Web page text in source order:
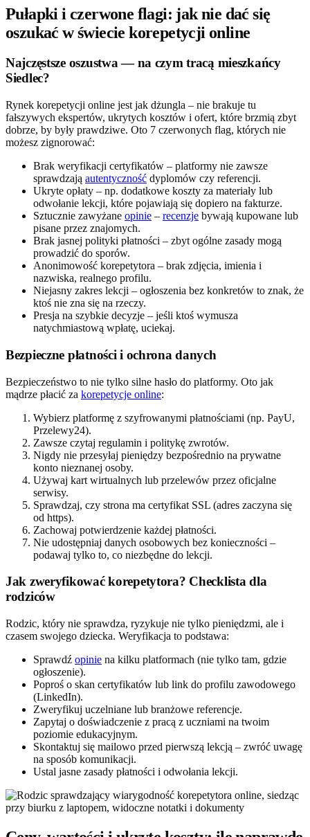
Pułapki i czerwone flagi: jak nie dać się
oszukać w świecie korepetycji online
Najczęstsze oszustwa — na czym tracą mieszkańcy
Siedlec?
Rynek korepetycji online jest jak dżungla – nie brakuje tu
fałszywych ekspertów, ukrytych kosztów i ofert, które brzmią zbyt
dobrze, by były prawdziwe. Oto 7 czerwonych flag, których nie
możesz zignorować:
Brak weryfikacji certyfikatów – platformy nie zawsze
sprawdzają autentyczność dyplomów czy referencji.
Ukryte opłaty – np. dodatkowe koszty za materiały lub
odwołanie lekcji, które pojawiają się dopiero na fakturze.
Sztucznie zawyżane opinie – recenzje bywają kupowane lub
pisane przez znajomych.
Brak jasnej polityki płatności – zbyt ogólne zasady mogą
prowadzić do sporów.
Anonimowość korepetytora – brak zdjęcia, imienia i
nazwiska, realnego profilu.
Niejasny zakres lekcji – ogłoszenia bez konkretów to znak, że
ktoś nie zna się na rzeczy.
Presja na szybkie decyzje – jeśli ktoś wymusza
natychmiastową wpłatę, uciekaj.
Bezpieczne płatności i ochrona danych
Bezpieczeństwo to nie tylko silne hasło do platformy. Oto jak
mądrze płacić za korepetycje online:
Wybierz platformę z szyfrowanymi płatnościami (np. PayU,
Przelewy24).
Zawsze czytaj regulamin i politykę zwrotów.
Nigdy nie przesyłaj pieniędzy bezpośrednio na prywatne
konto nieznanej osoby.
Używaj kart wirtualnych lub przelewów przez oficjalne
serwisy.
Sprawdzaj, czy strona ma certyfikat SSL (adres zaczyna się
od https).
Zachowaj potwierdzenie każdej płatności.
Nie udostępniaj danych osobowych bez konieczności –
podawaj tylko to, co niezbędne do lekcji.
Jak zweryfikować korepetytora? Checklista dla
rodziców
Rodzic, który nie sprawdza, ryzykuje nie tylko pieniędzmi, ale i
czasem swojego dziecka. Weryfikacja to podstawa:
Sprawdź opinie na kilku platformach (nie tylko tam, gdzie
ogłoszenie).
Poproś o skan certyfikatów lub link do profilu zawodowego
(LinkedIn).
Zweryfikuj uczelniane lub branżowe referencje.
Zapytaj o doświadczenie z pracą z uczniami na twoim
poziomie edukacyjnym.
Skontaktuj się mailowo przed pierwszą lekcją – zwróć uwagę
na sposób komunikacji.
Ustal jasne zasady płatności i odwołania lekcji.